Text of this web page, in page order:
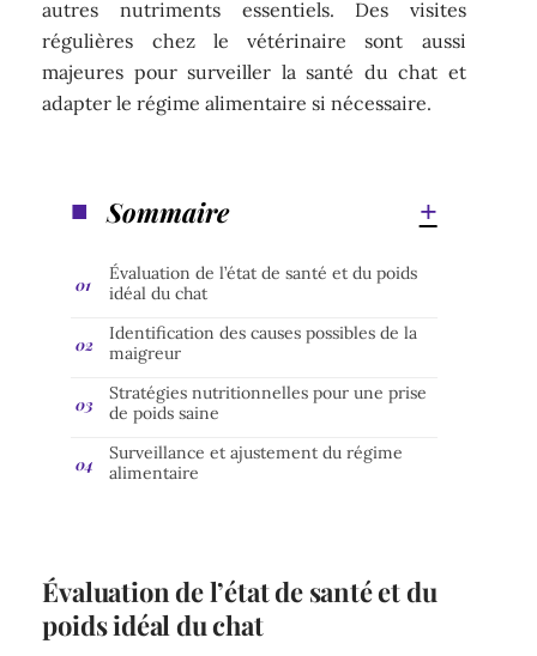
autres nutriments essentiels. Des visites
régulières chez le vétérinaire sont aussi
majeures pour surveiller la santé du chat et
adapter le régime alimentaire si nécessaire.
Sommaire
Évaluation de l’état de santé et du poids
idéal du chat
Identification des causes possibles de la
maigreur
Stratégies nutritionnelles pour une prise
de poids saine
Surveillance et ajustement du régime
alimentaire
Évaluation de l’état de santé et du
poids idéal du chat